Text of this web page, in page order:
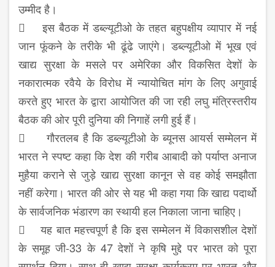
उम्मीद है।
 इस बैठक में डब्ल्यूटीओ के तहत बहुपक्षीय व्यापार में नई
जान फूंकने के तरीके भी ढूंढे जाएंगे। डब्ल्यूटीओ में भूख एवं
खाद्य सुरक्षा के मसले पर अमेरिका और विकसित देशों के
नकारात्मक रवैये के विरोध में न्यायोचित मांग के लिए अगुवाई
करते हुए भारत के द्वारा आयोजित की जा रही लघु मंत्रिस्तरीय
बैठक की ओर पूरी दुनिया की निगाहें लगी हुई हैं।
 गौरतलब है कि डब्ल्यूटीओ के ब्यूनस आयर्स सम्मेलन में
भारत ने स्पष्ट कहा कि देश की गरीब आबादी को पर्याप्त अनाज
मुहैया कराने से जुड़े खाद्य सुरक्षा कानून से वह कोई समझौता
नहीं करेगा। भारत की ओर से यह भी कहा गया कि खाद्य पदार्थो
के सार्वजनिक भंडारण का स्थायी हल निकाला जाना चाहिए।
 यह बात महत्त्वपूर्ण है कि इस सम्मेलन में विकासशील देशों
के समूह जी-33 के 47 देशों ने कृषि मुद्दे पर भारत को पूरा